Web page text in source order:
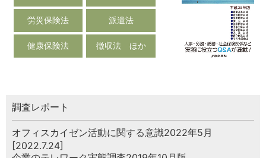
労災保険法 派遣法
健康保険法 徴収法 ほか
調査レポート
オフィスカイゼン活動に関する意識2022年5月
[2022.7.24]